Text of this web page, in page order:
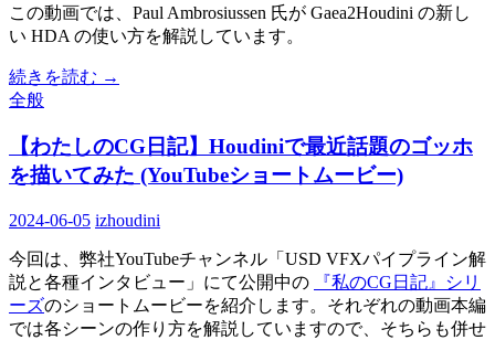
この動画では、Paul Ambrosiussen 氏が Gaea2Houdini の新し
い HDA の使い方を解説しています。
続きを読む →
全般
【わたしのCG日記】Houdiniで最近話題のゴッホ
を描いてみた (YouTubeショートムービー)
2024-06-05 izhoudini
今回は、弊社YouTubeチャンネル「USD VFXパイプライン解
説と各種インタビュー」にて公開中の
『私のCG日記』シリ
ーズのショートムービーを紹介します。それぞれの動画本編
では各シーンの作り方を解説していますので、そちらも併せ